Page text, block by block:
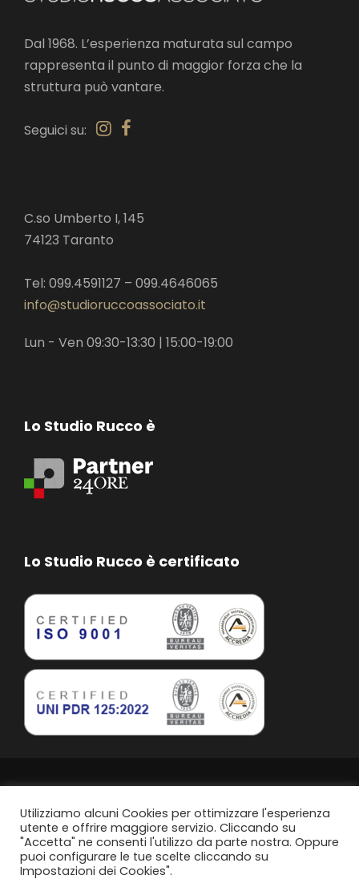
Dal 1968. L’esperienza maturata sul campo
rappresenta il punto di maggior forza che la
struttura può vantare.
Seguici su:
C.so Umberto I, 145
74123 Taranto
Tel: 099.4591127 – 099.4646065
info@studioruccoassociato.it
Lun - Ven 09:30-13:30 | 15:00-19:00
Lo Studio Rucco è
Lo Studio Rucco è certificato
Privacy Policy
Politica di parità di genere
Content Design by
Utilizziamo alcuni Cookies per ottimizzare l'esperienza
utente e offrire maggiore servizio. Cliccando su
"Accetta" ne consenti l'utilizzo da parte nostra. Oppure
puoi configurare le tue scelte cliccando su
Impostazioni dei Cookies".